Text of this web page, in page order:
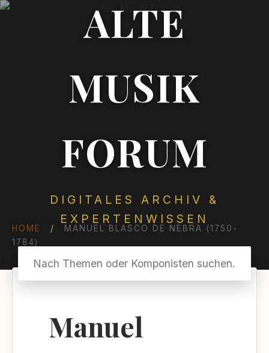
ALTE
MUSIK
FORUM
DIGITALES ARCHIV &
EXPERTENWISSEN
HOME /
MANUEL BLASCO DE NEBRA (1750-
1784)
Manuel